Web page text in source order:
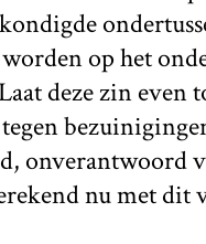
op het
deze zin
onverantwoord
nu met dit